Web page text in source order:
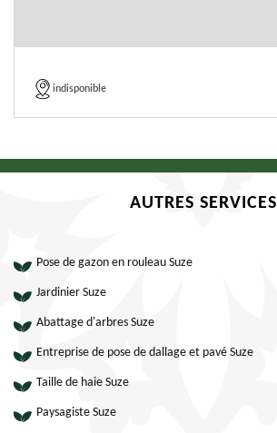
indisponible
AUTRES SERVICES
Pose de gazon en rouleau Suze
Jardinier Suze
Abattage d'arbres Suze
Entreprise de pose de dallage et pavé Suze
Taille de haie Suze
Paysagiste Suze